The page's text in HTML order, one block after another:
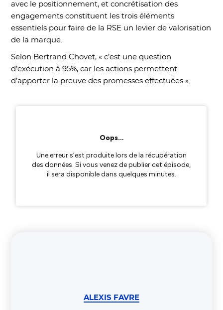
avec le positionnement, et concrétisation des
engagements constituent les trois éléments
essentiels pour faire de la RSE un levier de valorisation
de la marque.
Selon Bertrand Chovet, « c’est une question
d’exécution à 95%, car les actions permettent
d’apporter la preuve des promesses effectuées ».
ALEXIS FAVRE